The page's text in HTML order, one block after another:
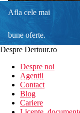
Afla cele mai
bune oferte.
newsletter!
Despre Dertour.ro
Despre noi
Agentii
Contact
Blog
Cariere